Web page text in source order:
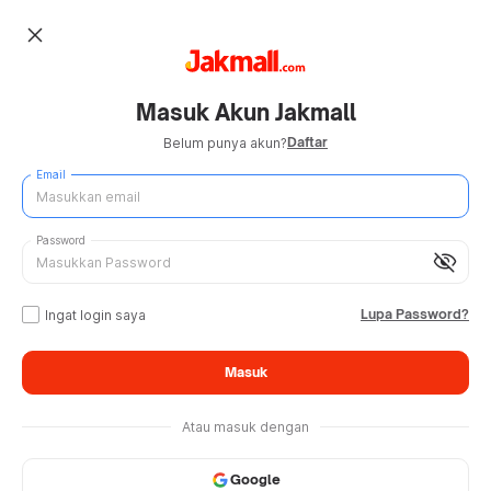
close
Masuk Akun Jakmall
Belum punya akun?Daftar
Email
visibility_off
Password
Ingat login saya Lupa Password?
Masuk
Atau masuk dengan
Google